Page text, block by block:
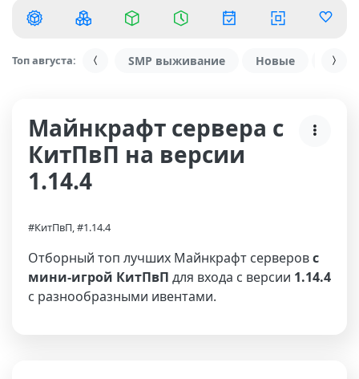
Топ августа: SMP выживание Новые С
Майнкрафт сервера с
КитПвП на версии
1.14.4
#КитПвП, #1.14.4
Отборный топ лучших Майнкрафт серверовс
мини-игрой КитПвП для входа с версии 1.14.4
с разнообразными ивентами.